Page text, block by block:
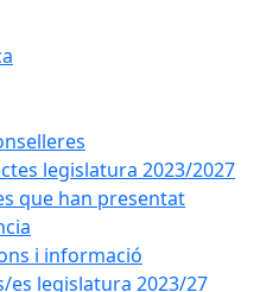
legislatura 2023/2027
que han presentat
i informació
es legislatura 2023/27